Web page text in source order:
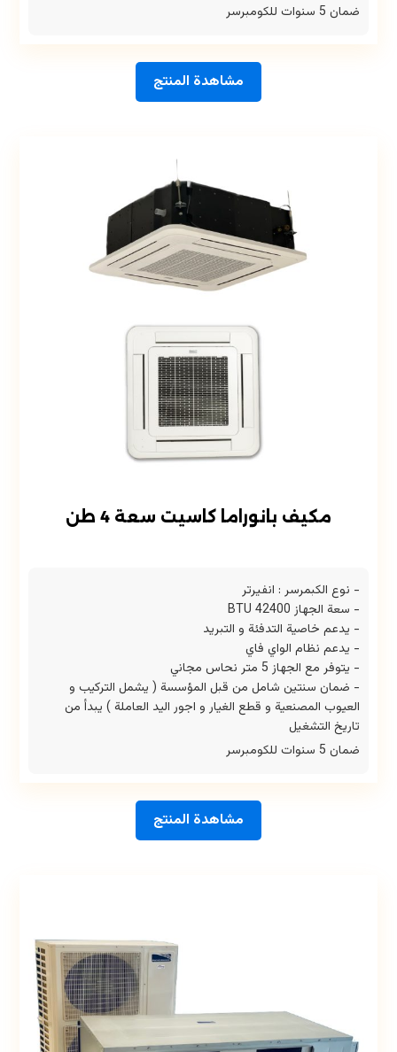
ضمان 5 سنوات للكومبرسر
مشاهدة المنتج
مكيف بانوراما كاسيت سعة 4 طن
- نوع الكبمرسر : انفيرتر
- ⁠سعة الجهاز 42400 BTU
- يدعم خاصية التدفئة و التبريد
- يدعم نظام الواي فاي
- يتوفر مع الجهاز 5 متر نحاس مجاني
- ضمان سنتين شامل من قبل المؤسسة ( يشمل التركيب و
العيوب المصنعية و قطع الغيار و اجور اليد العاملة ) يبدأ من
تاريخ التشغيل
ضمان 5 سنوات للكومبرسر
مشاهدة المنتج